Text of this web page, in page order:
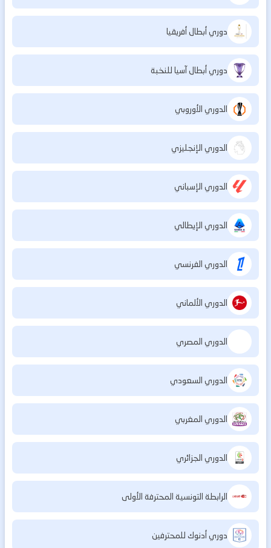
دوري أبطال أفريقيا
دوري أبطال آسيا للنخبة
الدوري الأوروبي
الدوري الإنجليزي
الدوري الإسباني
الدوري الإيطالي
الدوري الفرنسي
الدوري الألماني
الدوري المصري
الدوري السعودي
الدوري المغربي
الدوري الجزائري
الرابطة التونسية المحترفة الأولى
دوري أدنوك للمحترفين